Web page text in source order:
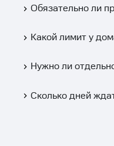
Обязательно ли
Какой лимит у
Нужно ли
Сколько дней